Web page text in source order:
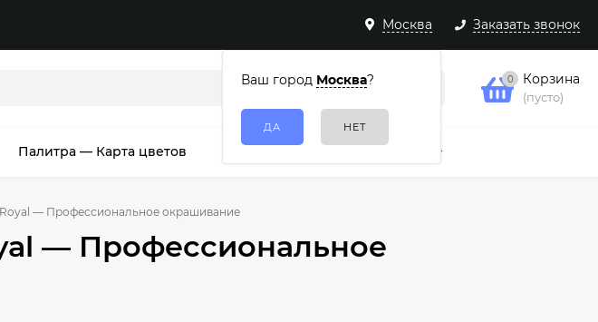
Москва
Ваш город Москва?
Заказать звонок
0 Корзина
(пусто)
Палитра — Карта цветов
— Профессиональное окрашивание
— Профессиональное